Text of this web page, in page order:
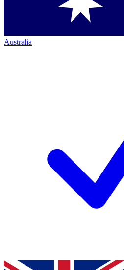
Australia